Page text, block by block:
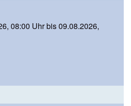
08:00 Uhr bis 09.08.2026,